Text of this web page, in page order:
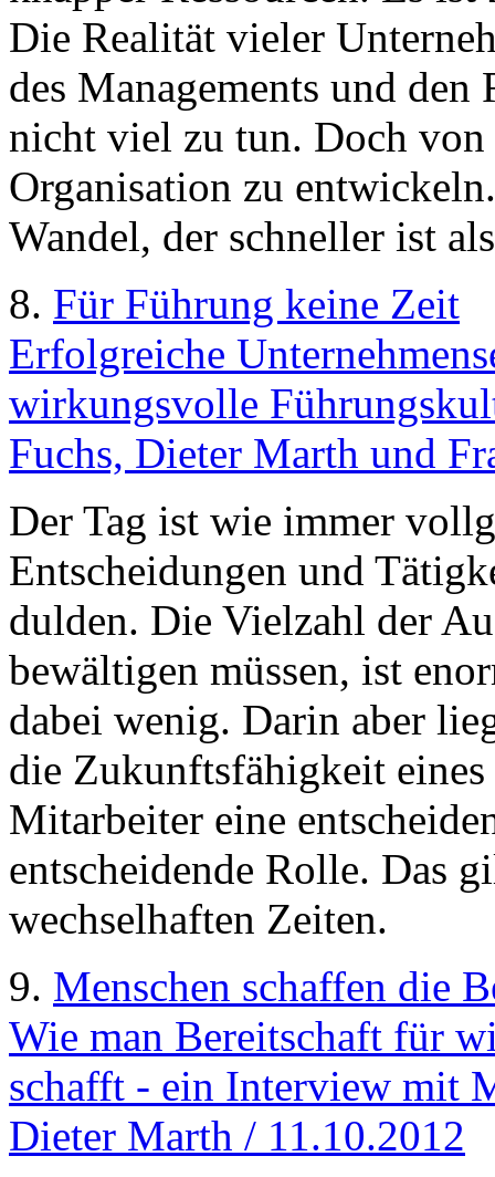
Die Realität vieler
des Managements und den
nicht viel zu tun. Doch von
Organisation zu
Wandel, der schneller ist
8. Für Führung keine Zeit
Erfolgreiche
wirkungsvolle
Fuchs, Dieter Marth und
Der Tag ist wie immer
Entscheidungen und
dulden. Die Vielzahl der
bewältigen müssen, ist
dabei wenig. Darin aber
die Zukunftsfähigkeit
Mitarbeiter eine
entscheidende Rolle. Das
wechselhaften Zeiten.
9. Menschen schaffen die
Wie man Bereitschaft für
schafft - ein Interview mit
Dieter Marth / 11.10.2012